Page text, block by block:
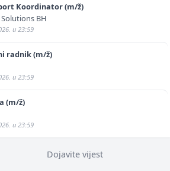
Koordinator (m/ž)
BH
u 23:59
radnik (m/ž)
u 23:59
(m/ž)
u 23:59
Dojavite vijest